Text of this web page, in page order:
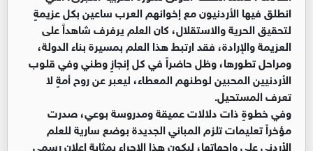
انطلق فيها الأردنيون مع إخوانهم العرب ساعين بكل عزيمةٍ
لتحقيق الحرية والاستقلال، كان العلم يرفرف شاهداً على
العزيمة والإرادة، فقد ارتبط هذا العلم بمسيرة بناء الدولة،
ومراحل تطورها، وظل حاضراً في كل إنجازٍ وطني وفي قلوب
الأردنيين المحبين لوطنهم المعطاء، ليعبر عن روح أمةٍ لا
تعرف المستحيل.
وفي خطوةٍ ذات دلالات عميقة ومدروسة بوعي، صدرت
مؤخراً تعليمات تلزم المباني الجديدة بوضع سارية للعلم
الأردني على واجهاتها، ليكون هذا الإجراء بمثابة إعلان رسمي